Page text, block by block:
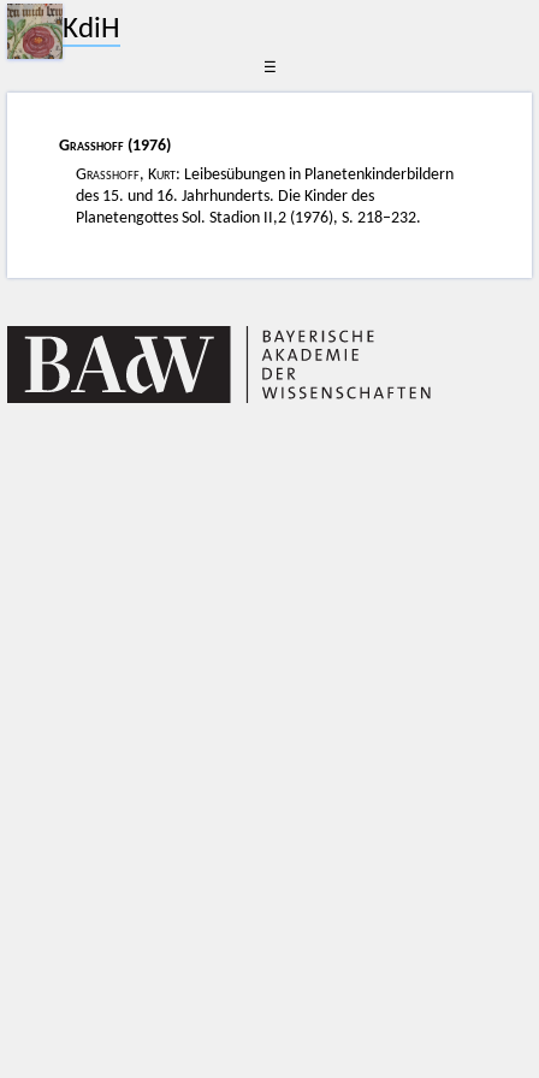
KdiH
☰
Grasshoff (1976)
Grasshoff, Kurt: Leibesübungen in Planetenkinderbildern
des 15. und 16. Jahrhunderts. Die Kinder des
Planetengottes Sol. Stadion II,2 (1976), S. 218–232.